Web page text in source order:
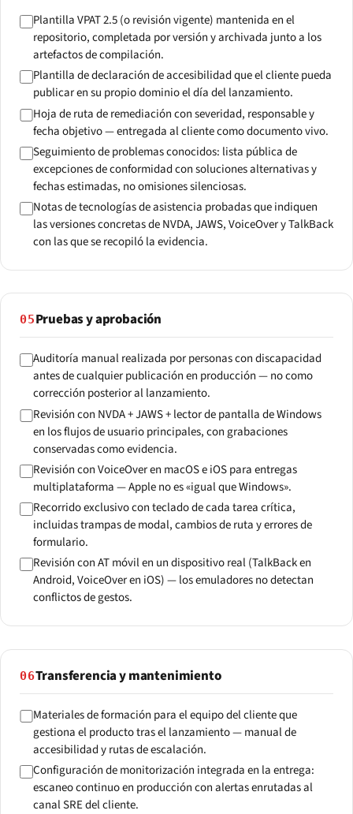
Plantilla VPAT 2.5 (o revisión vigente) mantenida en el
repositorio, completada por versión y archivada junto a los
artefactos de compilación.
Plantilla de declaración de accesibilidad que el cliente pueda
publicar en su propio dominio el día del lanzamiento.
Hoja de ruta de remediación con severidad, responsable y
fecha objetivo — entregada al cliente como documento vivo.
Seguimiento de problemas conocidos: lista pública de
excepciones de conformidad con soluciones alternativas y
fechas estimadas, no omisiones silenciosas.
Notas de tecnologías de asistencia probadas que indiquen
las versiones concretas de NVDA, JAWS, VoiceOver y TalkBack
con las que se recopiló la evidencia.
05Pruebas y aprobación
Auditoría manual realizada por personas con discapacidad
antes de cualquier publicación en producción — no como
corrección posterior al lanzamiento.
Revisión con NVDA + JAWS + lector de pantalla de Windows
en los flujos de usuario principales, con grabaciones
conservadas como evidencia.
Revisión con VoiceOver en macOS e iOS para entregas
multiplataforma — Apple no es «igual que Windows».
Recorrido exclusivo con teclado de cada tarea crítica,
incluidas trampas de modal, cambios de ruta y errores de
formulario.
Revisión con AT móvil en un dispositivo real (TalkBack en
Android, VoiceOver en iOS) — los emuladores no detectan
conflictos de gestos.
06Transferencia y mantenimiento
Materiales de formación para el equipo del cliente que
gestiona el producto tras el lanzamiento — manual de
accesibilidad y rutas de escalación.
Configuración de monitorización integrada en la entrega:
escaneo continuo en producción con alertas enrutadas al
canal SRE del cliente.